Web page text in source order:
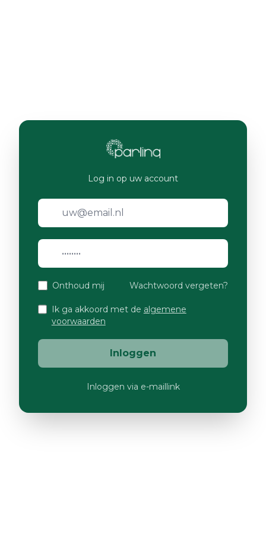
Log in op uw account
Onthoud mij Wachtwoord vergeten?
Ik ga akkoord met de algemene
voorwaarden
Inloggen
Inloggen via e-maillink